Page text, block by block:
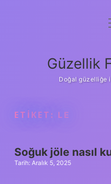
Güzellik
Doğal güzelliğe
ETIKET: LE
Soğuk jöle nasıl
Tarih: Aralık 5, 2025